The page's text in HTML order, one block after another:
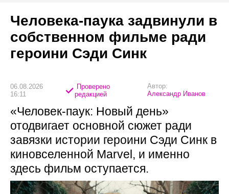
Человека-паука задвинули в
собственном фильме ради
героини Сэди Синк
06.08.2026
16:11
Проверено
редакцией
Автор:
Александр Иванов
«Человек-паук: Новый день»
отодвигает основной сюжет ради
завязки истории героини Сэди Синк в
киновселенной Marvel, и именно
здесь фильм оступается.